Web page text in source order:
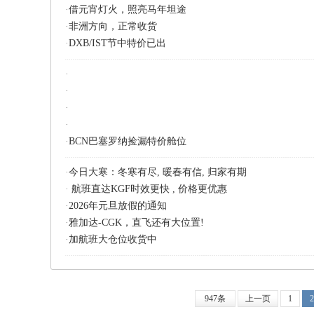
·借元宵灯火，照亮马年坦途
·非洲方向，正常收货
·DXB/IST节中特价已出
·
·
·
·
·BCN巴塞罗纳捡漏特价舱位
·今日大寒：冬寒有尽, 暖春有信, 归家有期
· 航班直达KGF时效更快 , 价格更优惠
·2026年元旦放假的通知
·雅加达-CGK，直飞还有大位置!
· 加航班大仓位收货中
947条 上一页 1 2